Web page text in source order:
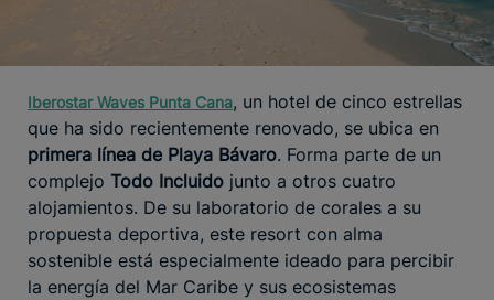
Iberostar Waves Punta Cana, un hotel de cinco estrellas
que ha sido recientemente renovado, se ubica en
primera línea de Playa Bávaro. Forma parte de un
complejo Todo Incluido junto a otros cuatro
alojamientos. De su laboratorio de corales a su
propuesta deportiva, este resort con alma
sostenible está especialmente ideado para percibir
la energía del Mar Caribe y sus ecosistemas